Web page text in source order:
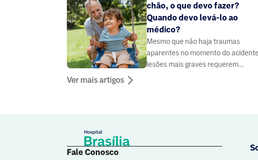
chão, o que devo fazer?
Quando devo levá-lo ao
médico?
Mesmo que não haja traumas
aparentes no momento do
lesões mais graves requerem
Ver mais artigos
Fale Conosco